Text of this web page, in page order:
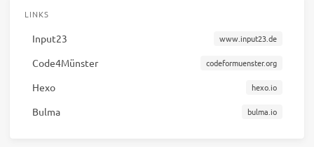
LINKS
Input23 www.input23.de
Code4Münster codeformuenster.org
Hexo hexo.io
Bulma bulma.io